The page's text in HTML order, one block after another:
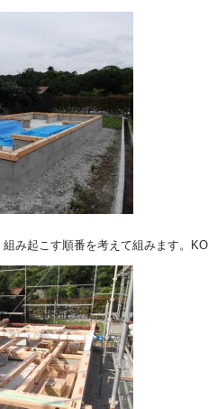
み起こす順番を考えて組みます。